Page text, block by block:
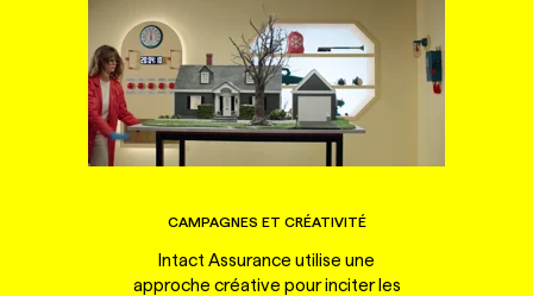
CAMPAGNES ET CRÉATIVITÉ
Intact Assurance utilise une
approche créative pour inciter les